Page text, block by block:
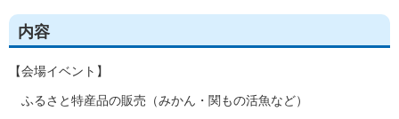
内容
【会場イベント】
ふるさと特産品の販売（みかん・関もの活魚など）